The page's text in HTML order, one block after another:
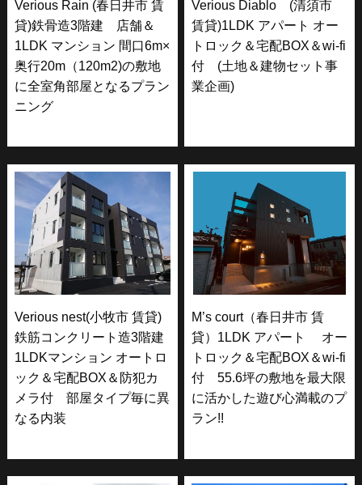
Verious Rain (春日井市 賃
貸)鉄骨造3階建 店舗＆
1LDK マンション 間口6m×
奥行20m（120m2)の敷地
に全室角部屋となるプラン
ニング
Verious Diablo (清須市
賃貸)1LDK アパート オー
トロック＆宅配BOX＆wi-fi
付 (土地＆建物セット事
業企画)
Verious nest(小牧市 賃貸)
鉄筋コンクリート造3階建
1LDKマンション オートロ
ック＆宅配BOX＆防犯カ
メラ付 部屋タイプ毎に異
なる内装
M’s court（春日井市 賃
貸）1LDK アパート オー
トロック＆宅配BOX＆wi-fi
付 55.6坪の敷地を最大限
に活かした遊び心満載のプ
ラン!!